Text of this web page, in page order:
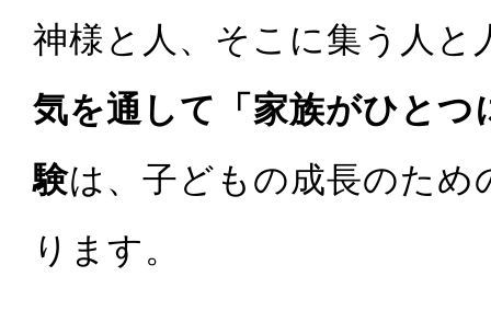
神様と人、そこに集う人と
気を通して「家族がひと
験は、子どもの成長のため
ります。